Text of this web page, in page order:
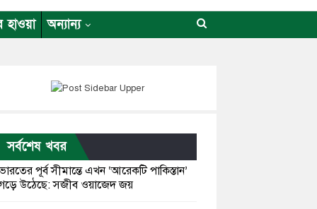
হাওয়া অন্যান্য
সর্বশেষ খবর
পূর্ব সীমান্তে এখন ‘আরেকটি পাকিস্তান’
উঠেছে: সজীব ওয়াজেদ জয়